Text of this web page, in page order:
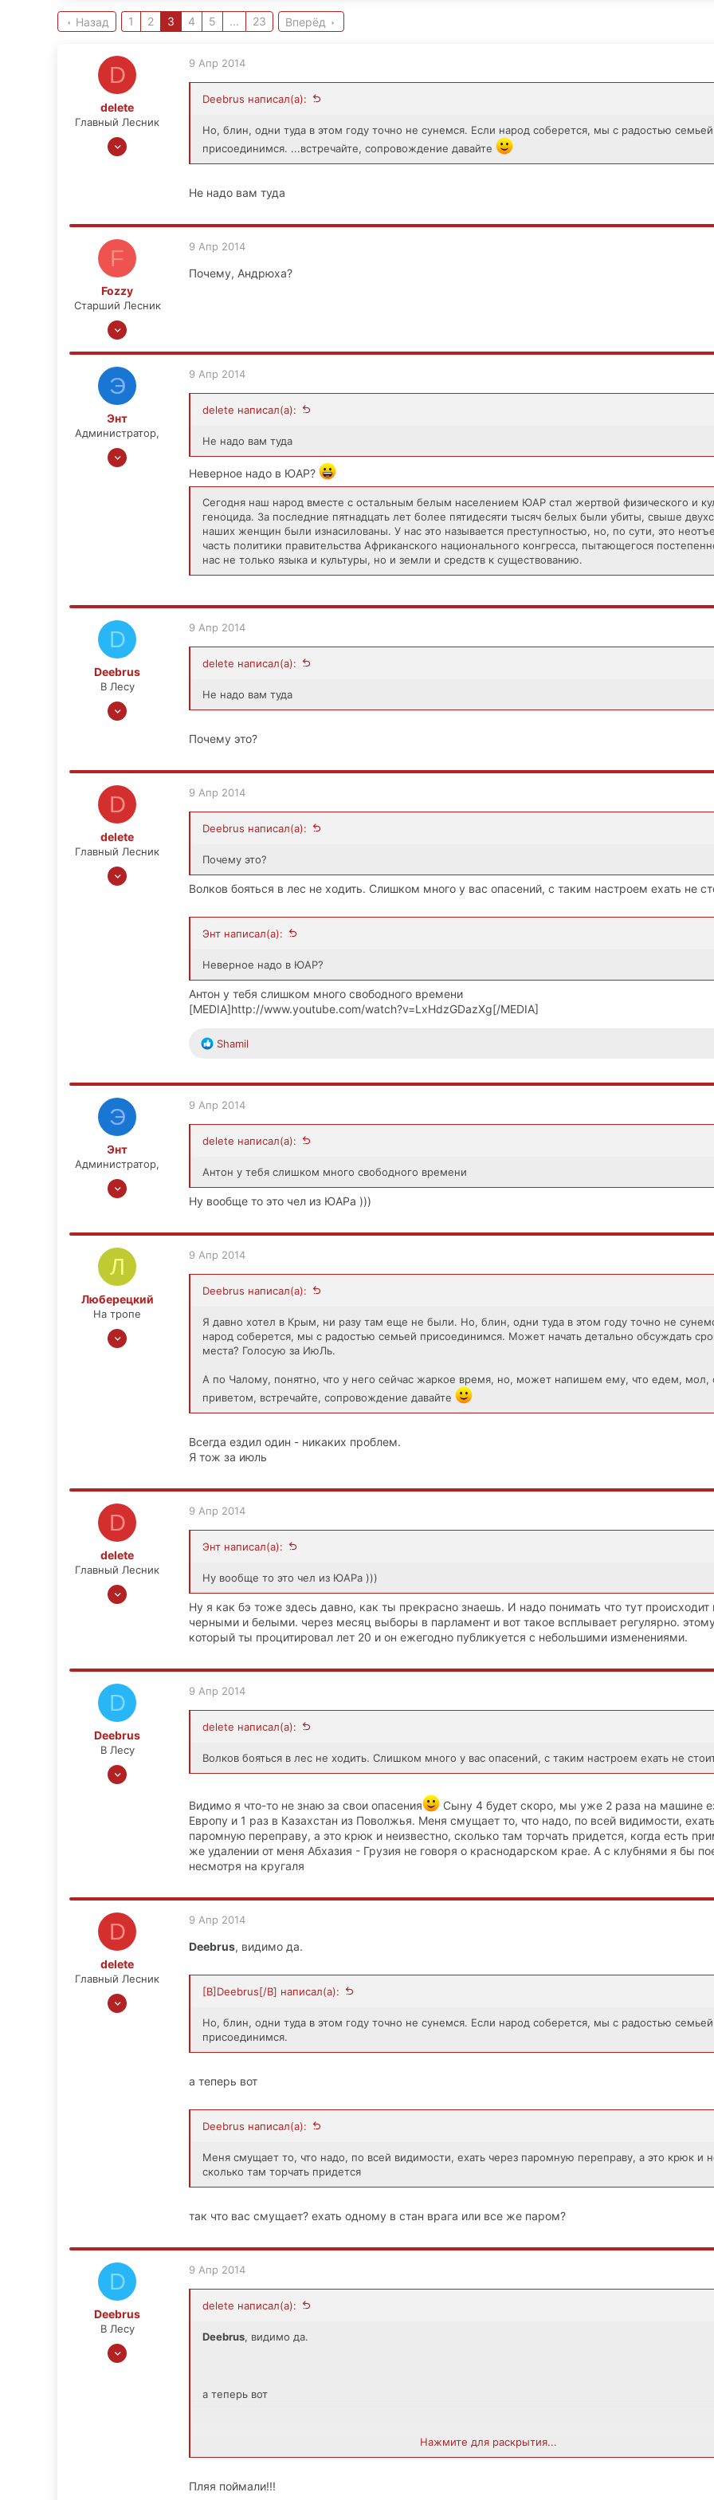
Назад 1 2 3 4 5 ... 23 Вперёд
D
delete
Главный Лесник
25 Июн 2008
iningizimu
9 Апр 2014
Deebrus написал(а):
Но, блин, одни туда в этом году точно не сунемся. Если народ соберется, мы с радостью семьей
присоединимся. ...встречайте, сопровождение давайте
Не надо вам туда
F
Fozzy
Старший Лесник
14 Дек 2006
9 Апр 2014
Почему, Андрюха?
Э
Энт
Администратор,
20 Ноя 2006
9 Апр 2014
delete написал(а):
Не надо вам туда
Неверное надо в ЮАР?
Сегодня наш народ вместе с остальным белым населением ЮАР стал жертвой физического и
геноцида. За последние пятнадцать лет более пятидесяти тысяч белых были убиты, свыше
наших женщин были изнасилованы. У нас это называется преступностью, но, по сути, это
часть политики правительства Африканского национального конгресса, пытающегося
нас не только языка и культуры, но и земли и средств к существованию.
D
Deebrus
В Лесу
5 Июн 2012
9 Апр 2014
delete написал(а):
Не надо вам туда
Почему это?
D
delete
Главный Лесник
25 Июн 2008
9 Апр 2014
Deebrus написал(а):
Почему это?
Волков бояться в лес не ходить. Слишком много у вас опасений, с таким настроем ехать не
Энт написал(а):
Неверное надо в ЮАР?
Антон у тебя слишком много свободного времени
[MEDIA]http://www.youtube.com/watch?v=LxHdzGDazXg[/MEDIA]
Р
к
и
:
Shamil
Э
Энт
Администратор,
20 Ноя 2006
9 Апр 2014
delete написал(а):
Антон у тебя слишком много свободного времени
Ну вообще то это чел из ЮАРа )))
Л
Люберецкий
На тропе
14 Янв 2014
9 Апр 2014
Deebrus написал(а):
Я давно хотел в Крым, ни разу там еще не были. Но, блин, одни туда в этом году точно не
народ соберется, мы с радостью семьей присоединимся. Может начать детально обсуждать
места? Голосую за ИюЛь.
А по Чалому, понятно, что у него сейчас жаркое время, но, может напишем ему, что едем, мол,
приветом, встречайте, сопровождение давайте
Всегда ездил один - никаких проблем.
Я тож за июль
D
delete
Главный Лесник
25 Июн 2008
41
iningizimu
9 Апр 2014
Энт написал(а):
Ну вообще то это чел из ЮАРа )))
Ну я как бэ тоже здесь давно, как ты прекрасно знаешь. И надо понимать что тут
черными и белыми. через месяц выборы в парламент и вот такое всплывает регулярно.
который ты процитировал лет 20 и он ежегодно публикуется с небольшими изменениями.
D
Deebrus
В Лесу
5 Июн 2012
9 Апр 2014
delete написал(а):
Волков бояться в лес не ходить. Слишком много у вас опасений, с таким настроем ехать не
Видимо я что-то не знаю за свои опасения
Сыну 4 будет скоро, мы уже 2 раза на машине
Европу и 1 раз в Казахстан из Поволжья. Меня смущает то, что надо, по всей видимости,
паромную переправу, а это крюк и неизвестно, сколько там торчать придется, когда есть
же удалении от меня Абхазия - Грузия не говоря о краснодарском крае. А с клубнями я бы
несмотря на кругаля
D
delete
Главный Лесник
25 Июн 2008
9 Апр 2014
Deebrus, видимо да.
[B]Deebrus[/B] написал(а):
Но, блин, одни туда в этом году точно не сунемся. Если народ соберется, мы с радостью семьей
присоединимся.
а теперь вот
Deebrus написал(а):
Меня смущает то, что надо, по всей видимости, ехать через паромную переправу, а это крюк и
сколько там торчать придется
так что вас смущает? ехать одному в стан врага или все же паром?
D
Deebrus
В Лесу
5 Июн 2012
9 Апр 2014
delete написал(а):
Deebrus, видимо да.
а теперь вот
так что вас смущает? ехать одному в стан врага или все же паром?
Нажмите для раскрытия...
Пляя поймали!!!